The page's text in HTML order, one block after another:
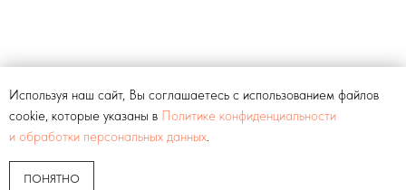
Используя наш сайт, Вы соглашаетесь с использованием файлов
cookie, которые указаны в Политике конфиденциальности
и обработки персональных данных.
ПОНЯТНО